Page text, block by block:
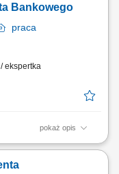
rozmów handlowych
Bankowego
praca
ekspertka
pokaż opis
oraz sektora MŚP
relacji